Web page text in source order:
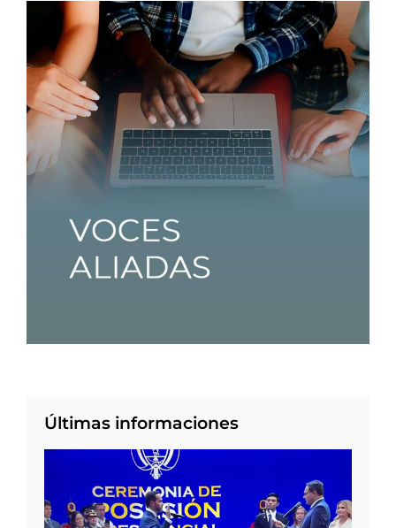
Últimas informaciones